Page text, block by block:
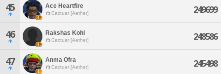
45 Ace Heartfire
Cactuar [Aether] 249699
46 Rakshas Kohl
Cactuar [Aether] 248586
47 Anma Ofra
Cactuar [Aether] 245498